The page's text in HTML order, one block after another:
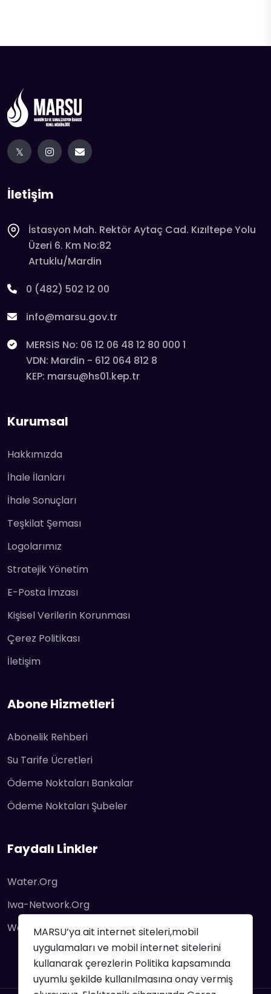
İletişim
İstasyon Mah. Rektör Aytaç Cad. Kızıltepe Yolu
Üzeri 6. Km No:82
Artuklu/Mardin
0 (482) 502 12 00
info@marsu.gov.tr
MERSiS No: 06 12 06 48 12 80 000 1
VDN: Mardin - 612 064 812 8
KEP: marsu@hs01.kep.tr
Kurumsal
Hakkımızda
İhale İlanları
İhale Sonuçları
Teşkilat Şeması
Logolarımız
Stratejik Yönetim
E-Posta İmzası
Kişisel Verilerin Korunması
Çerez Politikası
İletişim
Abone Hizmetleri
Abonelik Rehberi
Su Tarife Ücretleri
Ödeme Noktaları Bankalar
Ödeme Noktaları Şubeler
Faydalı Linkler
Water.org
Iwa-Network.org
Worldbank/water
MARSU’ya ait internet siteleri,mobil
uygulamaları ve mobil internet sitelerini
kullanarak çerezlerin Politika kapsamında
uyumlu şekilde kullanılmasına onay vermiş